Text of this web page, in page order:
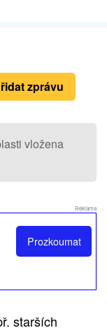
zprávu
vložena
Reklama
Prozkoumat
starších